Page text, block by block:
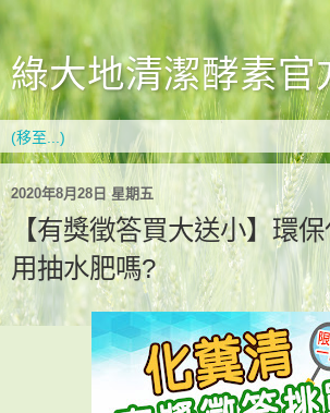
綠大地清潔酵素官
2020年8月28日 星期五
【有獎徵答買大送小】環
用抽水肥嗎?